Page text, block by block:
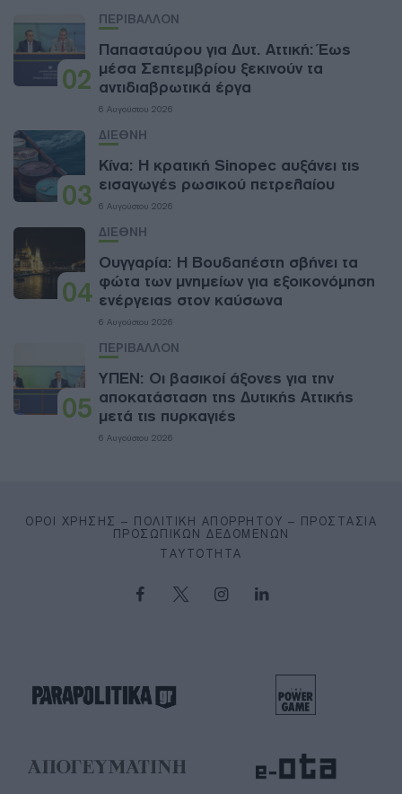
02
ΠΕΡΙΒΑΛΛΟΝ
Παπασταύρου για Δυτ. Αττική: Έως
μέσα Σεπτεμβρίου ξεκινούν τα
αντιδιαβρωτικά έργα
6 Αυγούστου 2026
03
ΔΙΕΘΝΗ
Κίνα: Η κρατική Sinopec αυξάνει τις
εισαγωγές ρωσικού πετρελαίου
6 Αυγούστου 2026
04
ΔΙΕΘΝΗ
Ουγγαρία: Η Βουδαπέστη σβήνει τα
φώτα των μνημείων για εξοικονόμηση
ενέργειας στον καύσωνα
6 Αυγούστου 2026
05
ΠΕΡΙΒΑΛΛΟΝ
ΥΠΕΝ: Oι βασικοί άξονες για την
αποκατάσταση της Δυτικής Αττικής
μετά τις πυρκαγιές
6 Αυγούστου 2026
ΌΡΟΙ ΧΡΉΣΗΣ – ΠΟΛΙΤΙΚΉ ΑΠΟΡΡΉΤΟΥ – ΠΡΟΣΤΑΣΊΑ
ΠΡΟΣΩΠΙΚΏΝ ΔΕΔΟΜΈΝΩΝ
ΤΑΥΤΌΤΗΤΑ